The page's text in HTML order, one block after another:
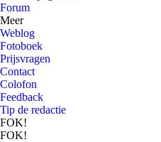
Forum
Meer
Weblog
Fotoboek
Prijsvragen
Contact
Colofon
Feedback
Tip de redactie
FOK!
FOK!